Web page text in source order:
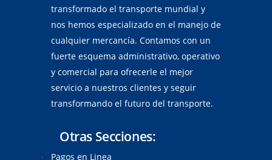
transformado el transporte mundial y
nos hemos especializado en el manejo de
cualquier mercancía. Contamos con un
fuerte esquema administrativo, operativo
y comercial para ofrecerle el mejor
servicio a nuestros clientes y seguir
transformando el futuro del transporte.
Otras Secciones:
Pagos en Linea